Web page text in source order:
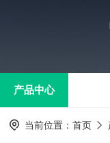
产品中心
当前位置： 首页